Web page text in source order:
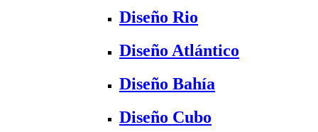
Diseño Rio
Diseño Atlántico
Diseño Bahía
Diseño Cubo